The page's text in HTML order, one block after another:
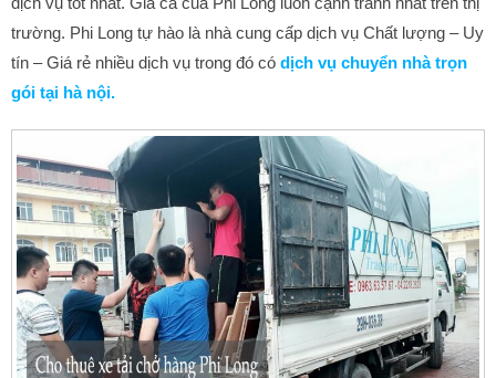
trường. Phi Long tự hào là nhà cung cấp dịch vụ Chất lượng – Uy
tín – Giá rẻ nhiều dịch vụ trong đó có dịch vụ chuyển nhà trọn
gói tại hà nội.